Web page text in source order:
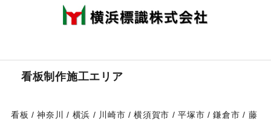
看板制作施工エリア
看板 / 神奈川 / 横浜 / 川崎市 / 横須賀市 / 平塚市 / 鎌倉市 / 藤